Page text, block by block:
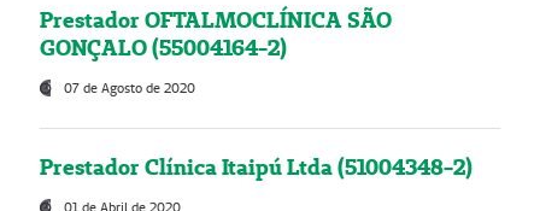
Prestador OFTALMOCLÍNICA SÃO
GONÇALO (55004164-2)
07 de Agosto de 2020
Prestador Clínica Itaipú Ltda (51004348-2)
01 de Abril de 2020